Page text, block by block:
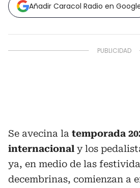
Añadir Caracol Radio en
Se avecina la temporada
internacional y los
ya, en medio de las
decembrinas, comienzan a